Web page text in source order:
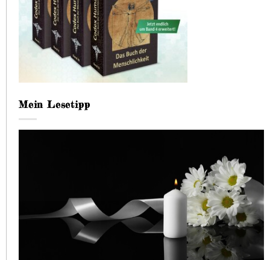
Mein Lesetipp